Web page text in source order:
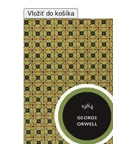
Vložiť do košíka